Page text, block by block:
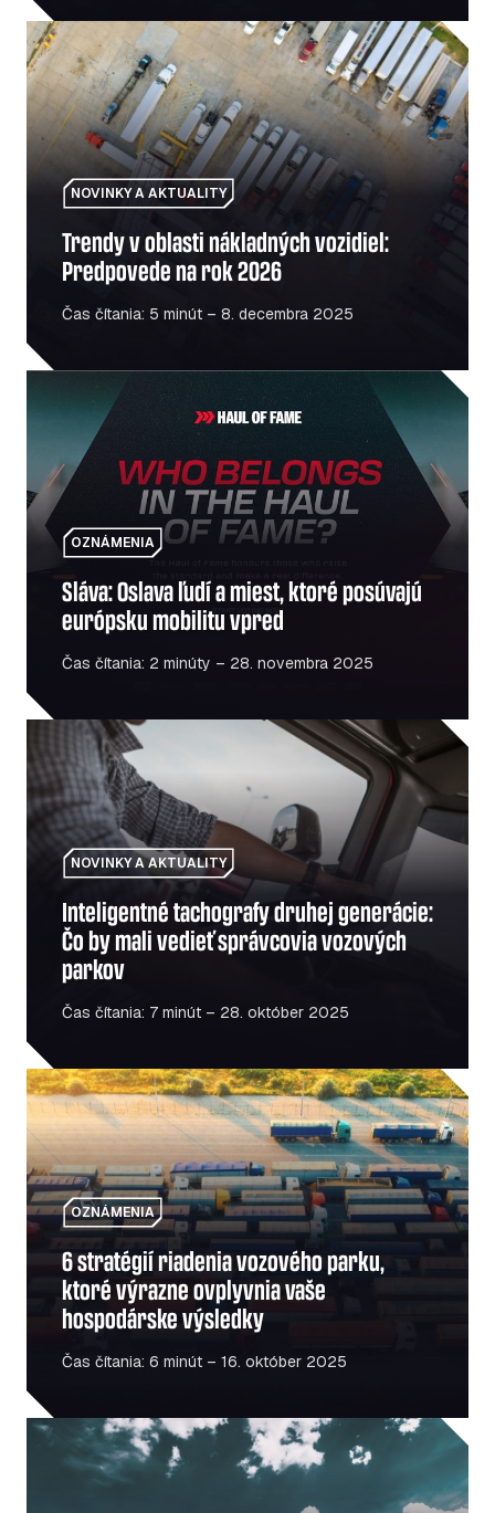
Trendy v oblasti nákladných vozidiel: Predpovede na
NOVINKY A AKTUALITY
Trendy v oblasti nákladných vozidiel:
Predpovede na rok 2026
Čas čítania: 5 minút – 8. decembra 2025
Sláva: Oslava ľudí a miest, ktoré posúvajú európsku
OZNÁMENIA
Sláva: Oslava ľudí a miest, ktoré posúvajú
európsku mobilitu vpred
Čas čítania: 2 minúty – 28. novembra 2025
Inteligentné tachografy druhej generácie: Čo by mali
NOVINKY A AKTUALITY
Inteligentné tachografy druhej generácie:
Čo by mali vedieť správcovia vozových
parkov
Čas čítania: 7 minút – 28. október 2025
6 stratégií riadenia vozového parku, ktoré výrazne
OZNÁMENIA
6 stratégií riadenia vozového parku,
ktoré výrazne ovplyvnia vaše
hospodárske výsledky
Čas čítania: 6 minút – 16. október 2025
Rozmach infraštruktúry v Rumunsku – Čo to znamená